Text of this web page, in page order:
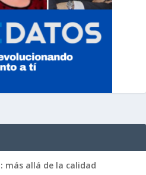
más allá de la calidad